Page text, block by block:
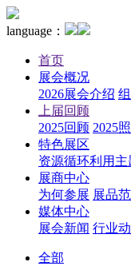
language：
首页
展会概况
2026展会介绍
上届回顾
2025回顾 2025
特色展区
资源循环利用主
展商中心
为何参展 展品
媒体中心
展会新闻 行业
全部